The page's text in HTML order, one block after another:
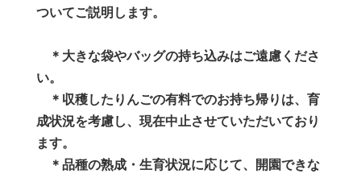
ついてご説明します。
​ ＊大きな袋やバッグの持ち込みはご遠慮くださ
い。
＊収穫したりんごの有料でのお持ち帰りは、育
成状況を考慮し、現在中止させていただいており
ます。
＊品種の熟成・生育状況に応じて、開園できな